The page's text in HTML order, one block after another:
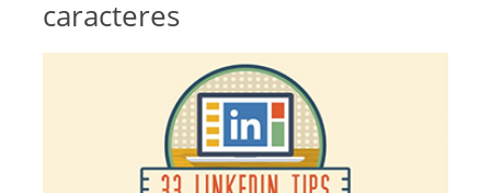
caracteres